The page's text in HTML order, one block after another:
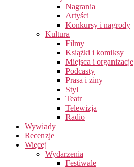
Nagrania
Artyści
Konkursy i nagrody
Kultura
Filmy
Książki i komiksy
Miejsca i organizacje
Podcasty
Prasa i ziny
Styl
Teatr
Telewizja
Radio
Wywiady
Recenzje
Więcej
Wydarzenia
Festiwale